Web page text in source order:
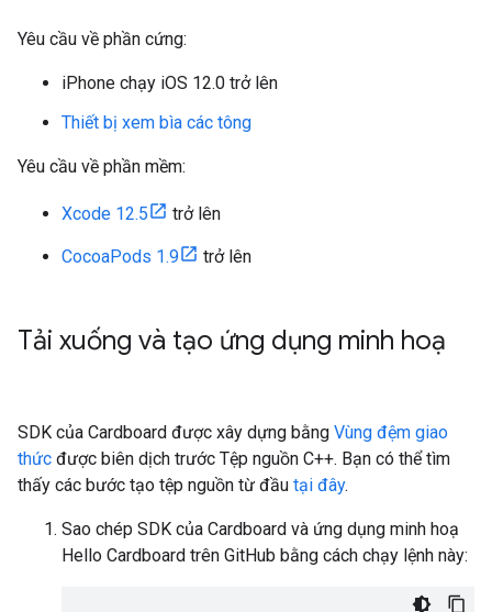
Yêu cầu về phần cứng:
iPhone chạy iOS 12.0 trở lên
Thiết bị xem bìa các tông
Yêu cầu về phần mềm:
Xcode 12.5 trở lên
CocoaPods 1.9 trở lên
Tải xuống và tạo ứng dụng minh hoạ
SDK của Cardboard được xây dựng bằng Vùng đệm giao
thức được biên dịch trước Tệp nguồn C++. Bạn có thể tìm
thấy các bước tạo tệp nguồn từ đầu tại đây.
Sao chép SDK của Cardboard và ứng dụng minh hoạ
Hello Cardboard trên GitHub bằng cách chạy lệnh này: